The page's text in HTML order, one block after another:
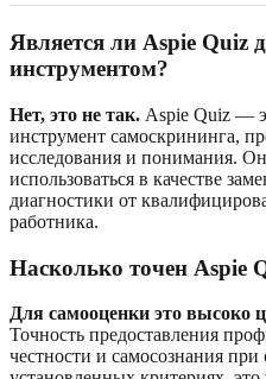
Является ли Aspie Quiz
инструментом?
Нет, это не так. Aspie Quiz —
инструмент самоскрининга,
исследования и понимания.
использоваться в качестве
диагностики от
работника.
Насколько точен Aspie
Для самооценки это высоко
Точность предоставления
честности и самосознания